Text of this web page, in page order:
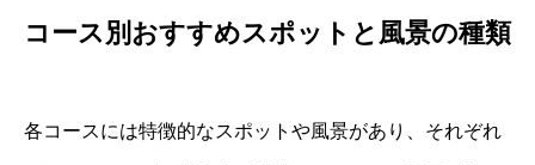
コース別おすすめスポットと風景の種類
各コースには特徴的なスポットや風景があり、それぞれ